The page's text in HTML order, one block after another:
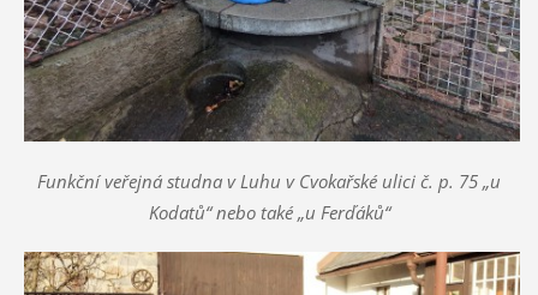
Funkční veřejná studna v Luhu v Cvokařské ulici č. p. 75 „u
Kodatů“ nebo také „u Ferďáků“